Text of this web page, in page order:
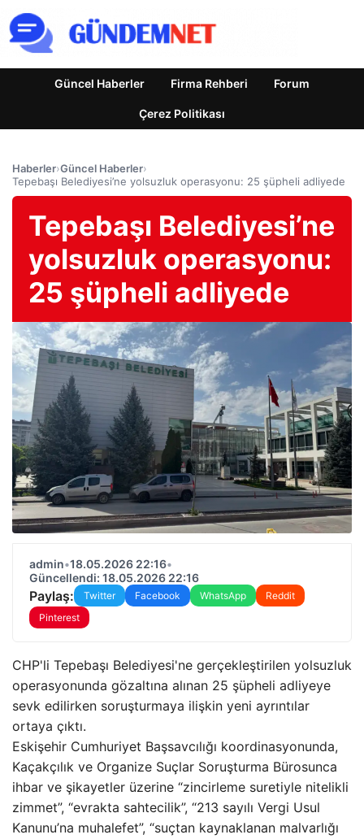
Güncel Haberler Firma Rehberi Forum
Çerez Politikası
Haberler›Güncel Haberler›
Tepebaşı Belediyesi’ne yolsuzluk operasyonu: 25 şüpheli adliyede
Tepebaşı Belediyesi’ne
yolsuzluk operasyonu:
25 şüpheli adliyede
admin•18.05.2026 22:16•
Güncellendi: 18.05.2026 22:16
Paylaş: Twitter Facebook WhatsApp
Reddit
Pinterest
CHP'li Tepebaşı Belediyesi'ne gerçekleştirilen yolsuzluk
operasyonunda gözaltına alınan 25 şüpheli adliyeye
sevk edilirken soruşturmaya ilişkin yeni ayrıntılar
ortaya çıktı.
Eskişehir Cumhuriyet Başsavcılığı koordinasyonunda,
Kaçakçılık ve Organize Suçlar Soruşturma Bürosunca
ihbar ve şikayetler üzerine “zincirleme suretiyle nitelikli
zimmet”, “evrakta sahtecilik”, “213 sayılı Vergi Usul
Kanunu’na muhalefet”, “suçtan kaynaklanan malvarlığı